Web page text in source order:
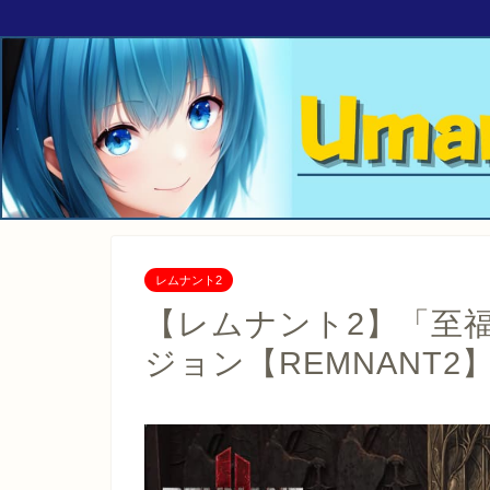
レムナント2
【レムナント2】「至
ジョン【REMNANT2